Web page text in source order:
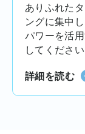
ありふれた
ングに集中
パワーを活
してください
詳細を読む